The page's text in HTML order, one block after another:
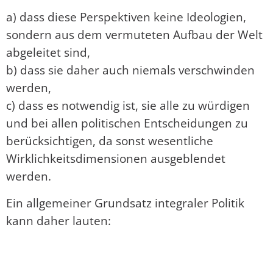
a) dass diese Perspektiven keine Ideologien,
sondern aus dem vermuteten Aufbau der Welt
abgeleitet sind,
b) dass sie daher auch niemals verschwinden
werden,
c) dass es notwendig ist, sie alle zu würdigen
und bei allen politischen Entscheidungen zu
berücksichtigen, da sonst wesentliche
Wirklichkeitsdimensionen ausgeblendet
werden.
Ein allgemeiner Grundsatz integraler Politik
kann daher lauten: